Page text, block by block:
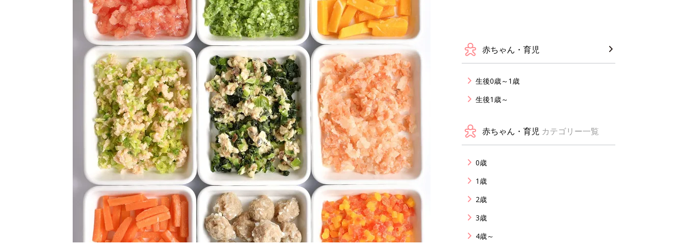
赤ちゃん・育児
生後0歳～1歳
生後1歳～
赤ちゃん・育児 カテゴリー一覧
0歳
1歳
2歳
3歳
4歳～